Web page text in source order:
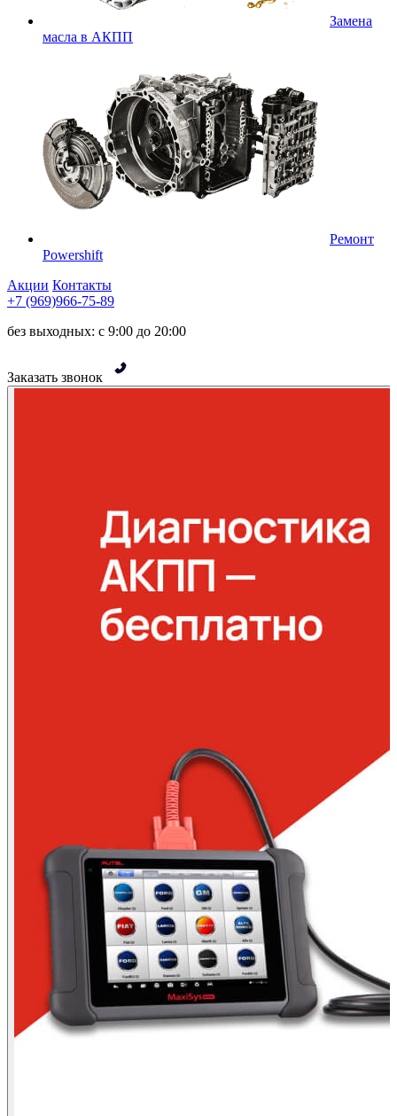
Замена
масла в АКПП
Ремонт
Powershift
Акции Контакты
+7 (969)966-75-89
без выходных: с 9:00 до 20:00
Заказать звонок